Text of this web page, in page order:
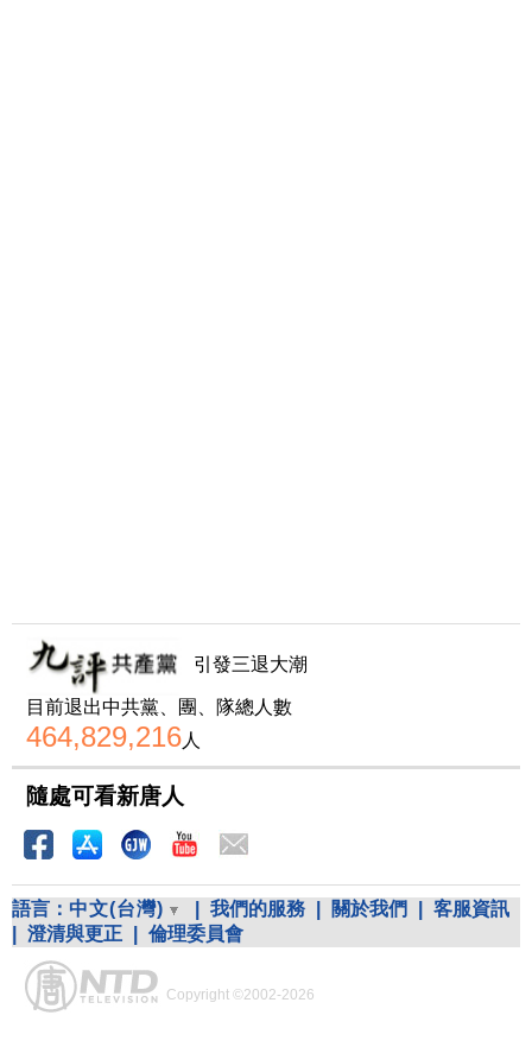
引發三退大潮
目前退出中共黨、團、隊總人數
464,829,216人
隨處可看新唐人
語言： 中文(台灣) 我們的服務 關於我們
客服資訊
澄清與更正 倫理委員會
Copyright ©2002-2026